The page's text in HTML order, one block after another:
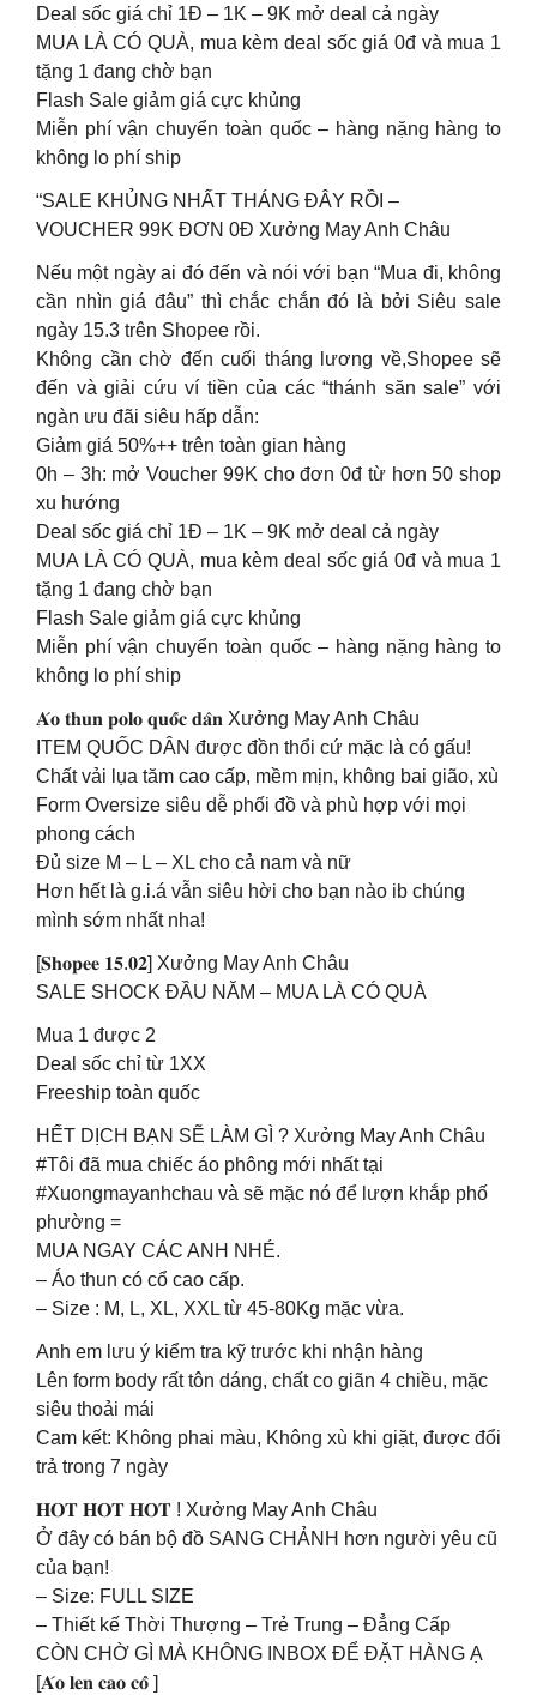
Deal sốc giá chỉ 1Đ – 1K – 9K mở deal cả ngày
MUA LÀ CÓ QUÀ, mua kèm deal sốc giá 0đ và mua 1
tặng 1 đang chờ bạn
Flash Sale giảm giá cực khủng
Miễn phí vận chuyển toàn quốc – hàng nặng hàng to
không lo phí ship
“SALE KHỦNG NHẤT THÁNG ĐÂY RỒI –
VOUCHER 99K ĐƠN 0Đ Xưởng May Anh Châu
Nếu một ngày ai đó đến và nói với bạn “Mua đi, không
cần nhìn giá đâu” thì chắc chắn đó là bởi Siêu sale
ngày 15.3 trên Shopee rồi.
Không cần chờ đến cuối tháng lương về,Shopee sẽ
đến và giải cứu ví tiền của các “thánh săn sale” với
ngàn ưu đãi siêu hấp dẫn:
Giảm giá 50%++ trên toàn gian hàng
0h – 3h: mở Voucher 99K cho đơn 0đ từ hơn 50 shop
xu hướng
Deal sốc giá chỉ 1Đ – 1K – 9K mở deal cả ngày
MUA LÀ CÓ QUÀ, mua kèm deal sốc giá 0đ và mua 1
tặng 1 đang chờ bạn
Flash Sale giảm giá cực khủng
Miễn phí vận chuyển toàn quốc – hàng nặng hàng to
không lo phí ship
𝐀́𝐨 𝐭𝐡𝐮𝐧 𝐩𝐨𝐥𝐨 𝐪𝐮𝐨̂́𝐜 𝐝𝐚̂𝐧 Xưởng May Anh Châu
ITEM QUỐC DÂN được đồn thổi cứ mặc là có gấu!
Chất vải lụa tăm cao cấp, mềm mịn, không bai gião, xù
Form Oversize siêu dễ phối đồ và phù hợp với mọi
phong cách
Đủ size M – L – XL cho cả nam và nữ
Hơn hết là g.i.á vẫn siêu hời cho bạn nào ib chúng
mình sớm nhất nha!
[𝐒𝐡𝐨𝐩𝐞𝐞 𝟏𝟓.𝟎𝟐] Xưởng May Anh Châu
SALE SHOCK ĐẦU NĂM – MUA LÀ CÓ QUÀ
Mua 1 được 2
Deal sốc chỉ từ 1XX
Freeship toàn quốc
HẾT DỊCH BẠN SẼ LÀM GÌ ? Xưởng May Anh Châu
#Tôi đã mua chiếc áo phông mới nhất tại
#Xuongmayanhchau và sẽ mặc nó để lượn khắp phố
phường =
MUA NGAY CÁC ANH NHÉ.
– Áo thun có cổ cao cấp.
– Size : M, L, XL, XXL từ 45-80Kg mặc vừa.
Anh em lưu ý kiểm tra kỹ trước khi nhận hàng
Lên form body rất tôn dáng, chất co giãn 4 chiều, mặc
siêu thoải mái
Cam kết: Không phai màu, Không xù khi giặt, được đổi
trả trong 7 ngày
𝐇𝐎𝐓 𝐇𝐎𝐓 𝐇𝐎𝐓 ! Xưởng May Anh Châu
Ở đây có bán bộ đồ SANG CHẢNH hơn người yêu cũ
của bạn!
– Size: FULL SIZE
– Thiết kế Thời Thượng – Trẻ Trung – Đẳng Cấp
CÒN CHỜ GÌ MÀ KHÔNG INBOX ĐỂ ĐẶT HÀNG Ạ
[𝐀́𝐨 𝐥𝐞𝐧 𝐜𝐚𝐨 𝐜𝐨̂̉ ]